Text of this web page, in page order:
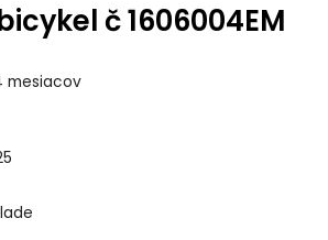
č 1606004EM
mesiacov